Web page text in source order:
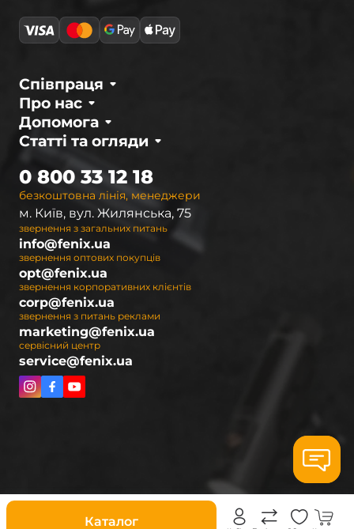
Каталог
Про нас
Співпраця
Статті та огляди
Допомога
безкоштовна лінія, менеджери
0 800 33 12 18
м. Київ, вул. Жилянська, 75
звернення з загальних питань
info@fenix.ua
звернення оптових покупців
opt@fenix.ua
звернення корпоративних клієнтів
corp@fenix.ua
звернення з питань реклами
marketing@fenix.ua
сервісний центр
service@fenix.ua